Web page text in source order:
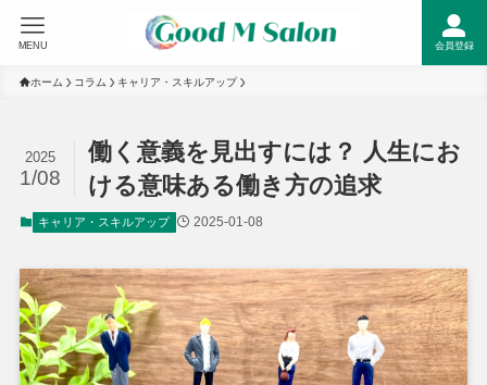
会員登録
MENU
ホーム コラム キャリア・スキルアップ
働く意義を見出すには？ 人生にお
ける意味ある働き方の追求
2025
1/08
キャリア・スキルアップ 2025-01-08